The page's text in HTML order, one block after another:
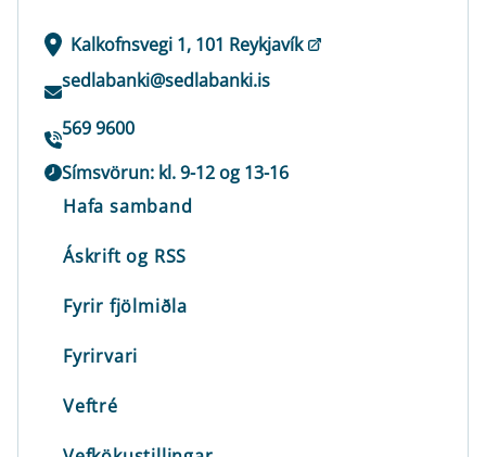
Kalkofnsvegi 1, 101 Reykjavík
sedlabanki@sedlabanki.is
569 9600
Símsvörun: kl. 9-12 og 13-16
Hafa samband
Áskrift og RSS
Fyrir fjölmiðla
Fyrirvari
Veftré